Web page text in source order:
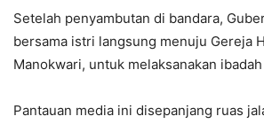
Setelah penyambutan di bandara,
bersama istri langsung menuju Gereja
Manokwari, untuk melaksanakan
Pantauan media ini disepanjang ruas